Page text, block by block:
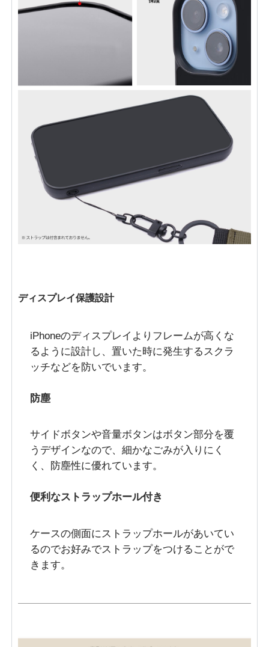
ディスプレイ保護設計
iPhoneのディスプレイよりフレームが高くな
るように設計し、置いた時に発生するスクラ
ッチなどを防いでいます。
防塵
サイドボタンや音量ボタンはボタン部分を覆
うデザインなので、細かなごみが入りにく
く、防塵性に優れています。
便利なストラップホール付き
ケースの側面にストラップホールがあいてい
るのでお好みでストラップをつけることがで
きます。